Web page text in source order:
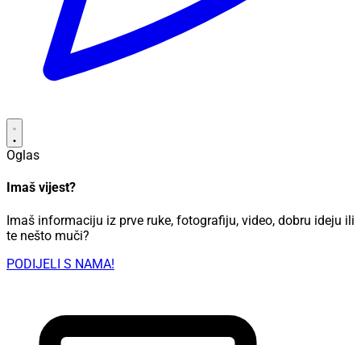
Oglas
Imaš vijest?
Imaš informaciju iz prve ruke, fotografiju, video, dobru ideju ili
te nešto muči?
PODIJELI S NAMA!